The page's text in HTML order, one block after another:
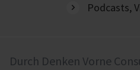
Podcasts,
Durch Denken Vorne